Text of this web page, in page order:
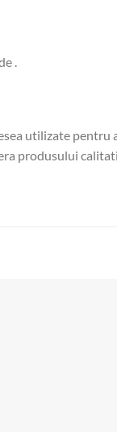
.
utilizate
produsului